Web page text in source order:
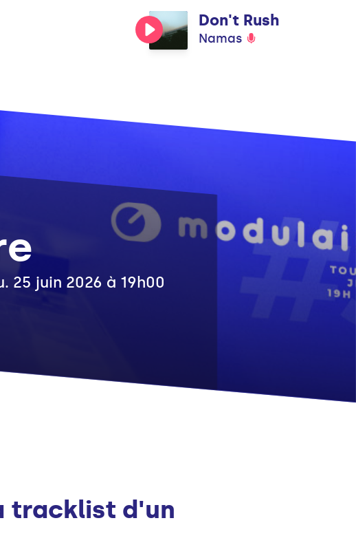
Don't Rush
Namas
25 juin 2026 à 19h00
tracklist d'un